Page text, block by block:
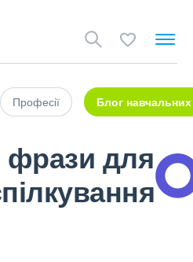
Професії Блог навчальних
фрази для